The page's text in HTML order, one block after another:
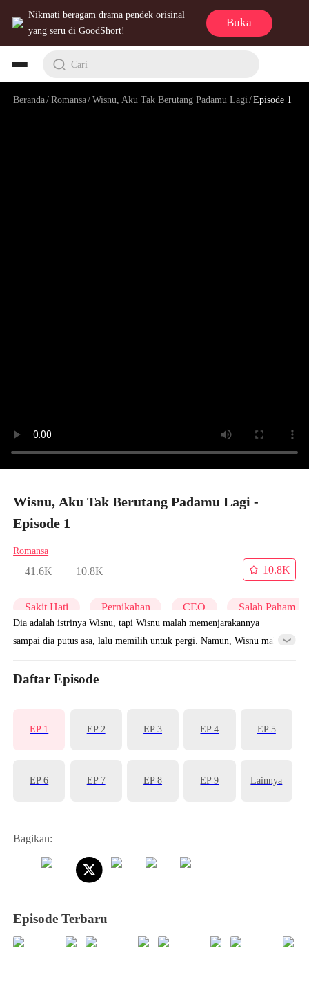
Nikmati beragam drama pendek orisinal
yang seru di GoodShort!
Buka
Cari
Beranda/Romansa/Wisnu, Aku Tak Berutang Padamu Lagi/Episode 1
Wisnu, Aku Tak Berutang Padamu Lagi -
Episode 1
Romansa
41.6K 10.8K
10.8K
Sakit Hati Pernikahan CEO Salah Paham
Dia adalah istrinya Wisnu, tapi Wisnu malah memenjarakannya
sampai dia putus asa, lalu memilih untuk pergi. Namun, Wisnu malah
jadi jangan harap pergi untuk selamanya!
Daftar Episode
EP 1 EP 2 EP 3 EP 4 EP 5
EP 6 EP 7 EP 8 EP 9 Lainnya
Bagikan:
Episode Terbaru